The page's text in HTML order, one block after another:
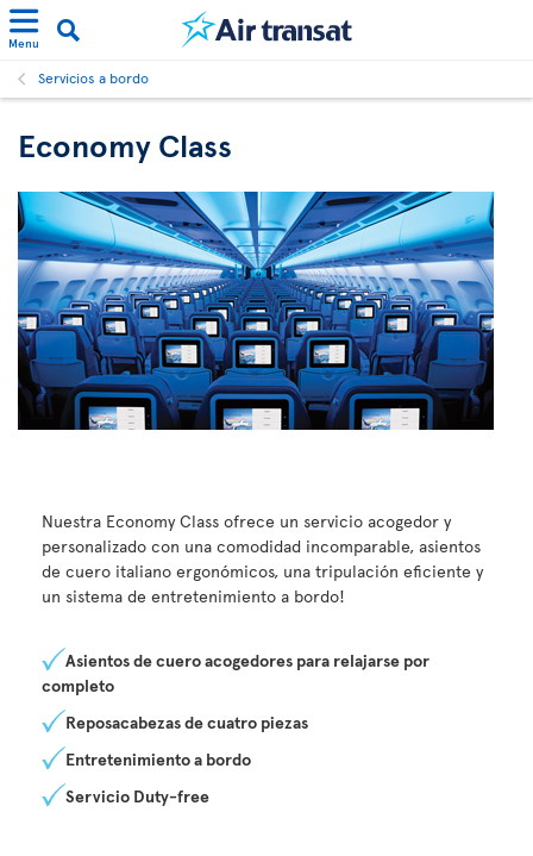
Menu
Servicios a bordo
Economy Class
Nuestra Economy Class ofrece un servicio acogedor y
personalizado con una comodidad incomparable, asientos
de cuero italiano ergonómicos, una tripulación eficiente y
un sistema de entretenimiento a bordo!
Asientos de cuero acogedores para relajarse por
completo
Reposacabezas de cuatro piezas
Entretenimiento a bordo
Servicio Duty-free